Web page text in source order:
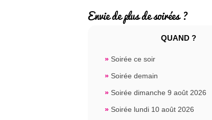
Envie de plus de soirées ?
QUAND ?
» Soirée ce soir
» Soirée demain
» Soirée dimanche 9 août 2026
» Soirée lundi 10 août 2026